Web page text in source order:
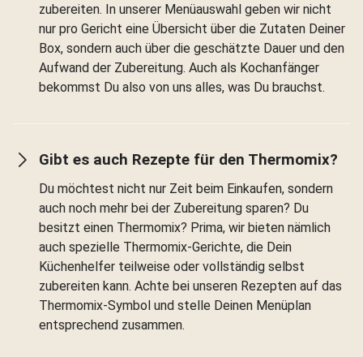
zubereiten. In unserer Menüauswahl geben wir nicht
nur pro Gericht eine Übersicht über die Zutaten Deiner
Box, sondern auch über die geschätzte Dauer und den
Aufwand der Zubereitung. Auch als Kochanfänger
bekommst Du also von uns alles, was Du brauchst.
Gibt es auch Rezepte für den Thermomix?
Du möchtest nicht nur Zeit beim Einkaufen, sondern
auch noch mehr bei der Zubereitung sparen? Du
besitzt einen Thermomix? Prima, wir bieten nämlich
auch spezielle Thermomix-Gerichte, die Dein
Küchenhelfer teilweise oder vollständig selbst
zubereiten kann. Achte bei unseren Rezepten auf das
Thermomix-Symbol und stelle Deinen Menüplan
entsprechend zusammen.